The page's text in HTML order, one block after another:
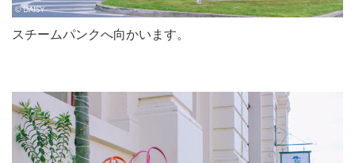
スチームパンクへ向かいます。